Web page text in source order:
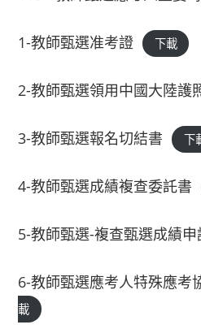
1-教師甄選准考證 下載
2-教師甄選領用中國大陸護
3-教師甄選報名切結書 下
4-教師甄選成績複查委託書
5-教師甄選-複查甄選成績申
6-教師甄選應考人特殊應考
載